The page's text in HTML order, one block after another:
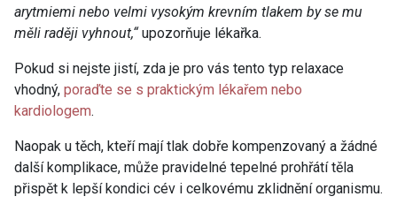
arytmiemi nebo velmi vysokým krevním tlakem by se mu
měli raději vyhnout,“upozorňuje lékařka.
Pokud si nejste jistí, zda je pro vás tento typ relaxace
vhodný, poraďte se s praktickým lékařem nebo
kardiologem.
Naopak u těch, kteří mají tlak dobře kompenzovaný a žádné
další komplikace, může pravidelné tepelné prohřátí těla
přispět k lepší kondici cév i celkovému zklidnění organismu.